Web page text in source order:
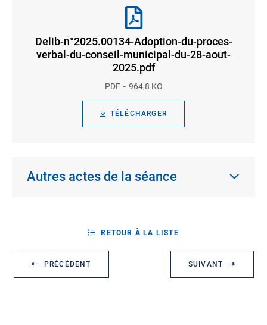
Delib-n°2025.00134-Adoption-du-proces-
verbal-du-conseil-municipal-du-28-aout-
2025.pdf
PDF 964,8 KO
TÉLÉCHARGER
Autres actes de la séance
PRÉCÉDENT
RETOUR À LA LISTE
SUIVANT